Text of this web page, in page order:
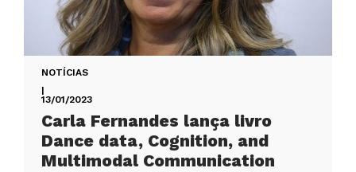
NOTÍCIAS
|
13/01/2023
Carla Fernandes lança livro
Dance data, Cognition, and
Multimodal Communication